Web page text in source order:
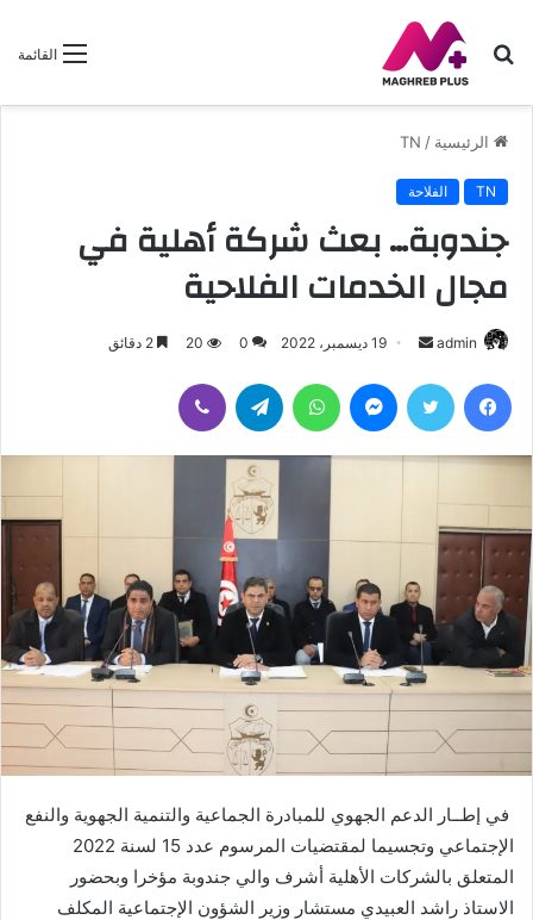
القائمة
بحث
عن
الرئيسية /
TN
TN الفلاحة
جندوبة… بعث شركة أهلية في
مجال الخدمات الفلاحية
admin
أرسل
إلكترونيا
19 ديسمبر، 2022 0
20
فيسبوك تويتر ماسنجر واتساب تيلقرام
في إطــار الدعم الجهوي للمبادرة الجماعية والتنمية الجهوية والنفع
الإجتماعي وتجسيما لمقتضيات المرسوم عدد 15 لسنة 2022
المتعلق بالشركات الأهلية أشرف والي جندوبة مؤخرا وبحضور
الاستاذ راشد العبيدي مستشار وزير الشؤون الإجتماعية المكلف